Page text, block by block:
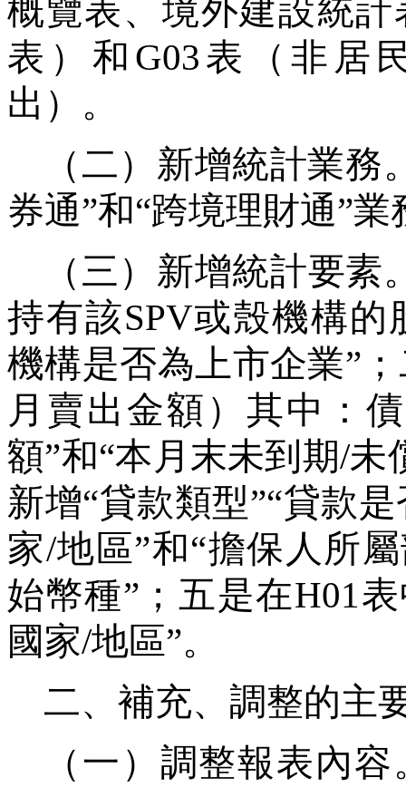
概覽表、境外建設統計
表）和 G03表（非居
出）。
（二）新增統計業務
券通”和“跨境理財通”業
（三）新增統計要素
持有該SPV或殼機構的
機構是否為上市企業”
月賣出金額）其中：
額”和“本月末未到期/未
新增“貸款類型”“貸款
家/地區”和“擔保人所
始幣種” ；五是在H01
國家/地區”。
二、補充、調整的主
（一）調整報表內